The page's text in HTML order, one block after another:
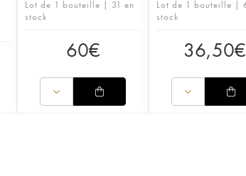
Lot de 1 bouteille | 31 en
stock
60€
Lot de 1 bouteille |
stock
36,50€